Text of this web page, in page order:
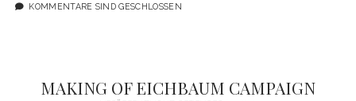
KOMMENTARE SIND GESCHLOSSEN
MAKING OF EICHBAUM CAMPAIGN